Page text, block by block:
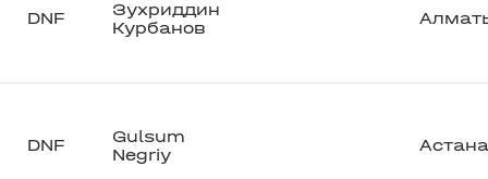
DNF
Зухриддин
Курбанов
DNF
Gulsum
Negriy
Астана